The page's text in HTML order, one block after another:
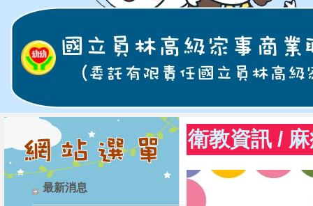
最新消息
衛教資訊 /